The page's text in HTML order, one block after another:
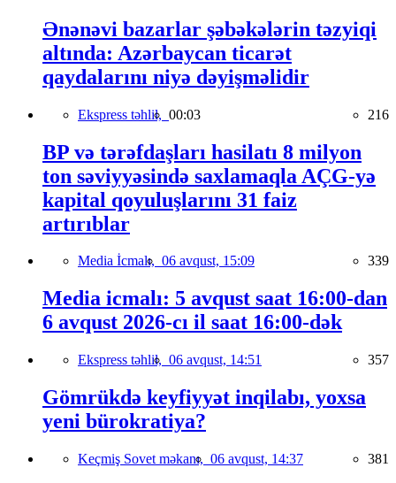
Ənənəvi bazarlar şəbəkələrin təzyiqi
altında: Azərbaycan ticarət
qaydalarını niyə dəyişməlidir
Ekspress təhlil, 00:03 216
BP və tərəfdaşları hasilatı 8 milyon
ton səviyyəsində saxlamaqla AÇG-yə
kapital qoyuluşlarını 31 faiz
artırıblar
Media İcmalı, 06 avqust, 15:09 339
Media icmalı: 5 avqust saat 16:00-dan
6 avqust 2026-cı il saat 16:00-dək
Ekspress təhlil, 06 avqust, 14:51 357
Gömrükdə keyfiyyət inqilabı, yoxsa
yeni bürokratiya?
Keçmiş Sovet məkanı, 06 avqust, 14:37 381